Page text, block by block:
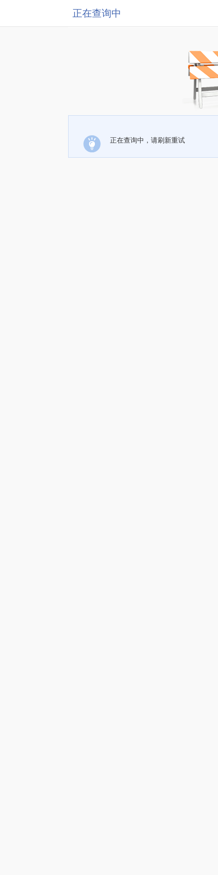
正在查询中
正在查询中，请刷新重试